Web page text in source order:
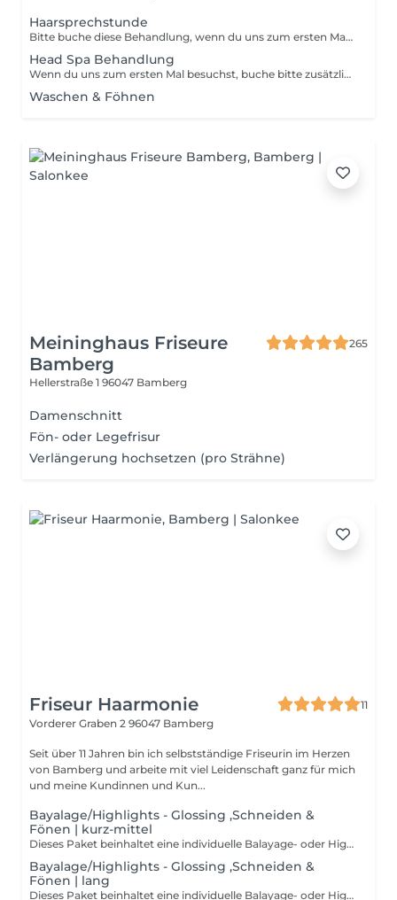
Haarsprechstunde
Bitte buche diese Behandlung, wenn du uns zum ersten Mal besuchst.
Head Spa Behandlung
Wenn du uns zum ersten Mal besuchst, buche bitte zusätzlich eine Kopfhautanalyse. So können wir auf deine individuellen Bedürfnisse bestmöglich eingehen und die Behandlung perfekt auf dich abstimmen. Diese Behandlung ist inklusive einer individuellen Kräutermischung.
Waschen & Föhnen
Meininghaus Friseure
Bamberg
265
Hellerstraße 1 96047 Bamberg
Damenschnitt
Fön- oder Legefrisur
Verlängerung hochsetzen (pro Strähne)
Friseur Haarmonie
11
Vorderer Graben 2 96047 Bamberg
Seit über 11 Jahren bin ich selbstständige Friseurin im Herzen
von Bamberg und arbeite mit viel Leidenschaft ganz für mich
und meine Kundinnen und Kun...
Bayalage/Highlights - Glossing ,Schneiden &
Fönen | kurz-mittel
Dieses Paket beinhaltet eine individuelle Balayage- oder Highlight-Technik, ein Glossing zur Veredelung des Farbergebnisses sowie Waschen, Schneiden und Föhnen. Ideal für alle, die sich einen natürlichen oder strahlenden Look mit einem harmonischen Farbergebnis wünschen.
Bayalage/Highlights - Glossing ,Schneiden &
Fönen | lang
Dieses Paket beinhaltet eine individuelle Balayage- oder Highlight-Technik, ein Glossing zur Veredelung des Farbergebnisses sowie Waschen, Schneiden und Föhnen. Ideal für alle, die sich einen natürlichen oder strahlenden Look mit einem harmonischen Farbergebnis wünschen.